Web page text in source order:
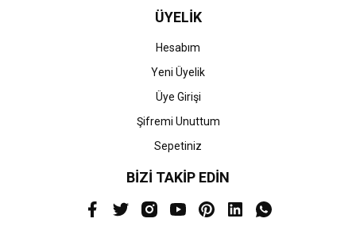
ÜYELİK
Hesabım
Yeni Üyelik
Üye Girişi
Şifremi Unuttum
Sepetiniz
BİZİ TAKİP EDİN